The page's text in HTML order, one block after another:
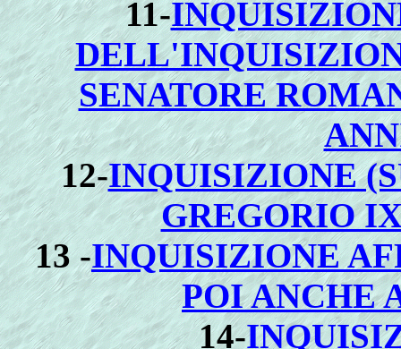
11-
SENATORE
12-INQUISIZIONE
GREGORIO
13 -INQUISIZIONE
POI ANCHE
14-